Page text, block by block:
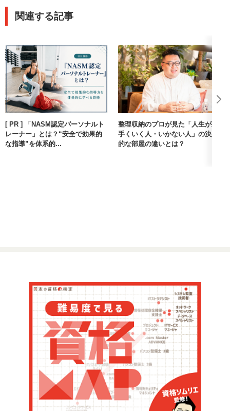
関連する記事
[ PR ] 「NASM認定パーソナルト
レーナー」とは？“安全で効果的
な指導”を体系的...
整理収納のプロが見た「人生が上
手くいく人・いかない人」の決定
的な部屋の違いとは？